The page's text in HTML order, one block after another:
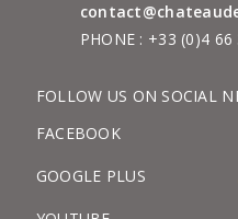
PHONE : +33 (0)4 66
FOLLOW US ON SOCIAL
FACEBOOK
GOOGLE PLUS